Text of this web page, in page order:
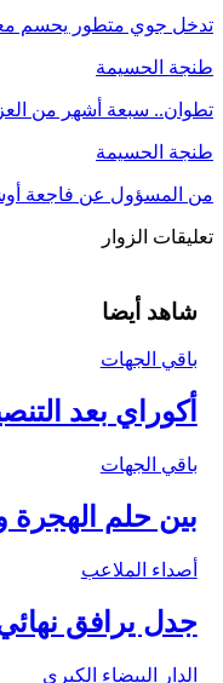
تدخل جوي متطور يحسم
طنجة الحسيمة
تطوان.. سبعة أشهر من
طنجة الحسيمة
من المسؤول عن فاجعة
تعليقات الزوار
شاهد أيضا
باقي الجهات
أكوراي بعد
باقي الجهات
بين حلم الهجرة
أصداء الملاعب
جدل يرافق
الدار البيضاء الكبرى